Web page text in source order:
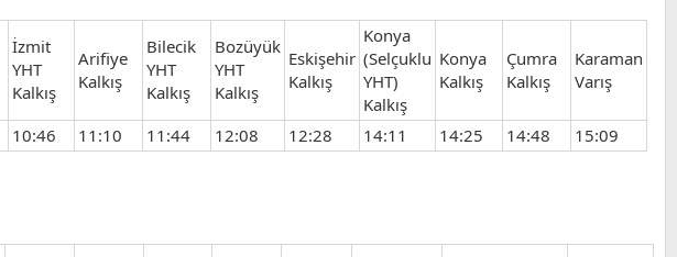
İzmit
YHT
Kalkış
Arifiye
Kalkış
Bilecik
YHT
Kalkış
Bozüyük
YHT
Kalkış
Eskişehir
Kalkış
Konya
(Selçuklu
YHT)
Kalkış
Konya
Kalkış
Çumra
Kalkış
Karaman
Varış
10:46 11:10 11:44 12:08 12:28 14:11 14:25 14:48 15:09